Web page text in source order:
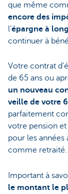
que même
encore des
l’épargne à
continuer à
Votre contrat
de 65 ans ou
un nouveau
veille de votre
parfaitement
votre pension
pour les
comme retraité.
Important à
le montant le